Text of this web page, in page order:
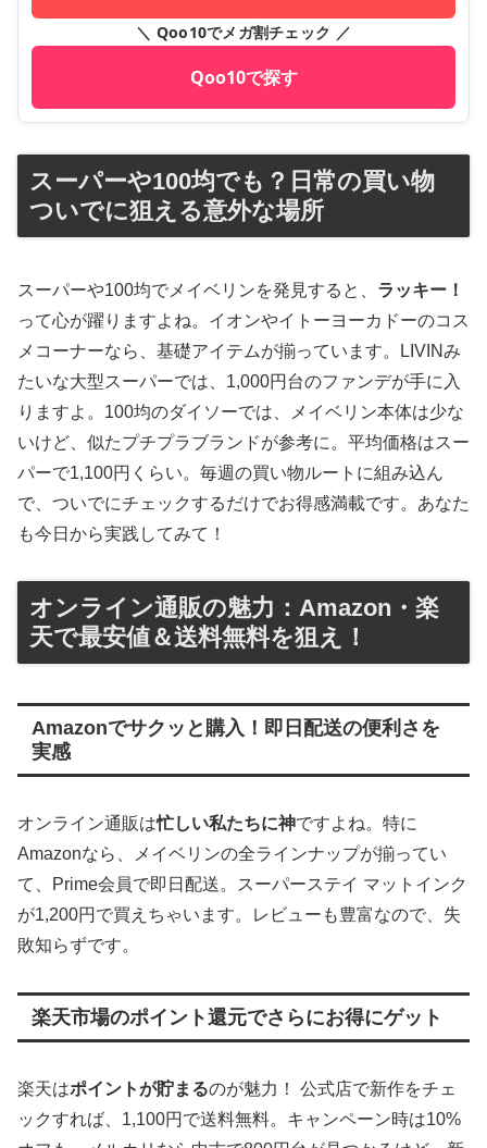
＼ Qoo10でメガ割チェック ／
Qoo10で探す
スーパーや100均でも？日常の買い物
ついでに狙える意外な場所
スーパーや100均でメイベリンを発見すると、 ラッキー！
って心が躍りますよね。イオンやイトーヨーカドーのコス
メコーナーなら、基礎アイテムが揃っています。LIVINみ
たいな大型スーパーでは、1,000円台のファンデが手に入
りますよ。100均のダイソーでは、メイベリン本体は少な
いけど、似たプチプラブランドが参考に。平均価格はスー
パーで1,100円くらい。毎週の買い物ルートに組み込ん
で、ついでにチェックするだけでお得感満載です。あなた
も今日から実践してみて！
オンライン通販の魅力：Amazon・楽
天で最安値＆送料無料を狙え！
Amazonでサクッと購入！即日配送の便利さを
実感
オンライン通販は忙しい私たちに神ですよね。特に
Amazonなら、メイベリンの全ラインナップが揃ってい
て、Prime会員で即日配送。スーパーステイ マットインク
が1,200円で買えちゃいます。レビューも豊富なので、失
敗知らずです。
楽天市場のポイント還元でさらにお得にゲット
楽天はポイントが貯まるのが魅力！ 公式店で新作をチェ
ックすれば、1,100円で送料無料。キャンペーン時は10%